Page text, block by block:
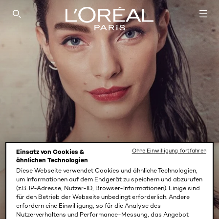
SEARCH THIS SITE
VOLUME MILLION LASHES
BALM BROWN
Einsatz von Cookies &
ähnlichen Technologien
Diese Webseite verwendet Cookies und ähnliche Technologien,
um Informationen auf dem Endgerät zu speichern und abzurufen
(z.B. IP-Adresse, Nutzer-ID, Browser-Informationen). Einige sind
für den Betrieb der Webseite unbedingt erforderlich. Andere
erfordern eine Einwilligung, so für die Analyse des
Nutzerverhaltens und Performance-Messung, das Angebot
Ohne Einwilligung fortfahren